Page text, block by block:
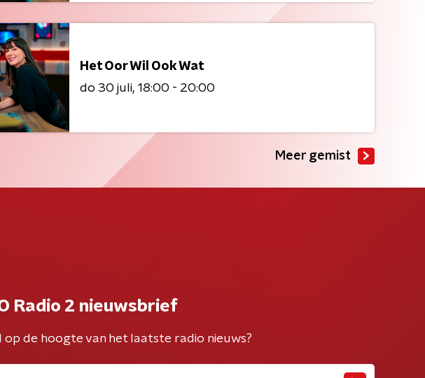
Het Oor Wil Ook Wat
do 30 juli 18:00 - 20:00
Meer gemist
Radio 2 nieuwsbrief
op de hoogte van het laatste radio nieuws?